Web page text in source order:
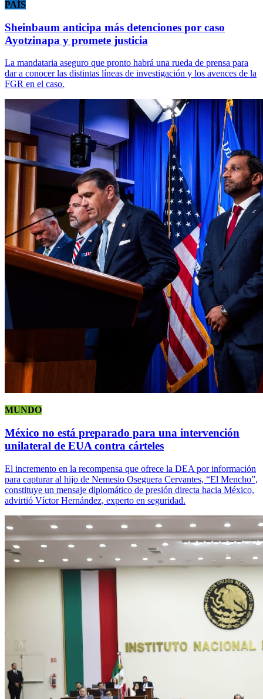
PAÍS
Sheinbaum anticipa más detenciones por caso
Ayotzinapa y promete justicia
La mandataria aseguro que pronto habrá una rueda de prensa para
dar a conocer las distintas líneas de investigación y los avences de la
FGR en el caso.
MUNDO
México no está preparado para una intervención
unilateral de EUA contra cárteles
El incremento en la recompensa que ofrece la DEA por información
para capturar al hijo de Nemesio Oseguera Cervantes, “El Mencho”,
constituye un mensaje diplomático de presión directa hacia México,
advirtió Víctor Hernández, experto en seguridad.